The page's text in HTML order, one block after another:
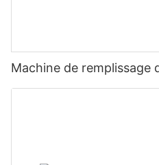
Machine de remplissage